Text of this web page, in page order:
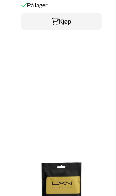
På lager
Kjøp